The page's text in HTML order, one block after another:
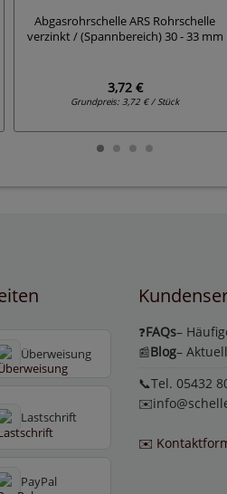
Abgasrohrschelle ARS Rohrschelle
verzinkt / (Spannbereich) 30 - 33 mm
3,72 €
Grundpreis: 3,72 € / Stück
Überweisung
Lastschrift
PayPal
❓FAQs–
📰Blog–
📞Tel. 05432
✉️
✉️